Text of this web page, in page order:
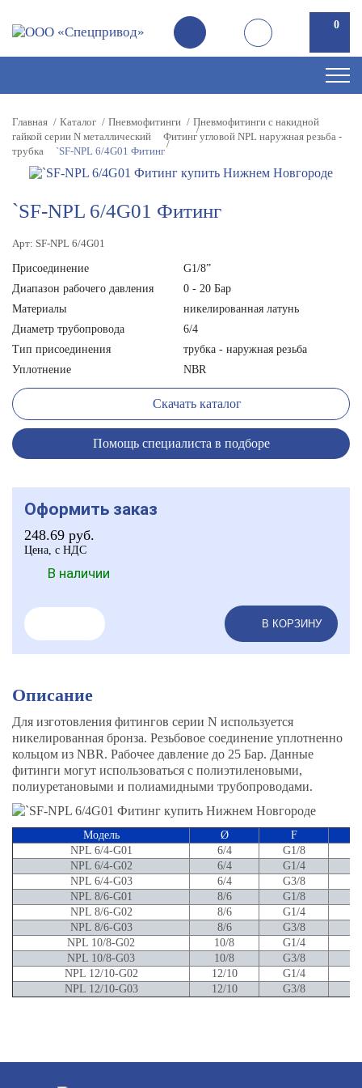
0
Главная Каталог Пневмофитинги
Пневмофитинги с накидной
гайкой серии N металлический
Фитинг угловой NPL наружная резьба -
трубка
`SF-NPL 6/4G01 Фитинг
`SF-NPL 6/4G01 Фитинг
Арт: SF-NPL 6/4G01
Присоединение
G1/8”
Диапазон рабочего давления
0 - 20 Бар
Материалы
никелированная латунь
Диаметр трубопровода
6/4
Тип присоединения
трубка - наружная резьба
Уплотнение
NBR
Скачать каталог
Помощь специалиста в подборе
Оформить заказ
248.69 руб.
Цена, с НДС
В наличии
В КОРЗИНУ
Описание
Для изготовления фитингов серии N используется
никелированная бронза. Резьбовое соединение уплотненно
кольцом из NBR. Рабочее давление до 25 Бар. Данные
фитинги могут использоваться с полиэтиленовыми,
полиуретановыми и полиамидными трубопроводами.
Модель Ø F
NPL 6/4-G01
6/4 G1/8
NPL 6/4-G02
6/4 G1/4
NPL 6/4-G03
6/4 G3/8
NPL 8/6-G01
8/6 G1/8
NPL 8/6-G02
8/6 G1/4
NPL 8/6-G03
8/6 G3/8
NPL 10/8-G02
10/8 G1/4
NPL 10/8-G03
10/8 G3/8
NPL 12/10-G02
12/10 G1/4
NPL 12/10-G03
12/10 G3/8